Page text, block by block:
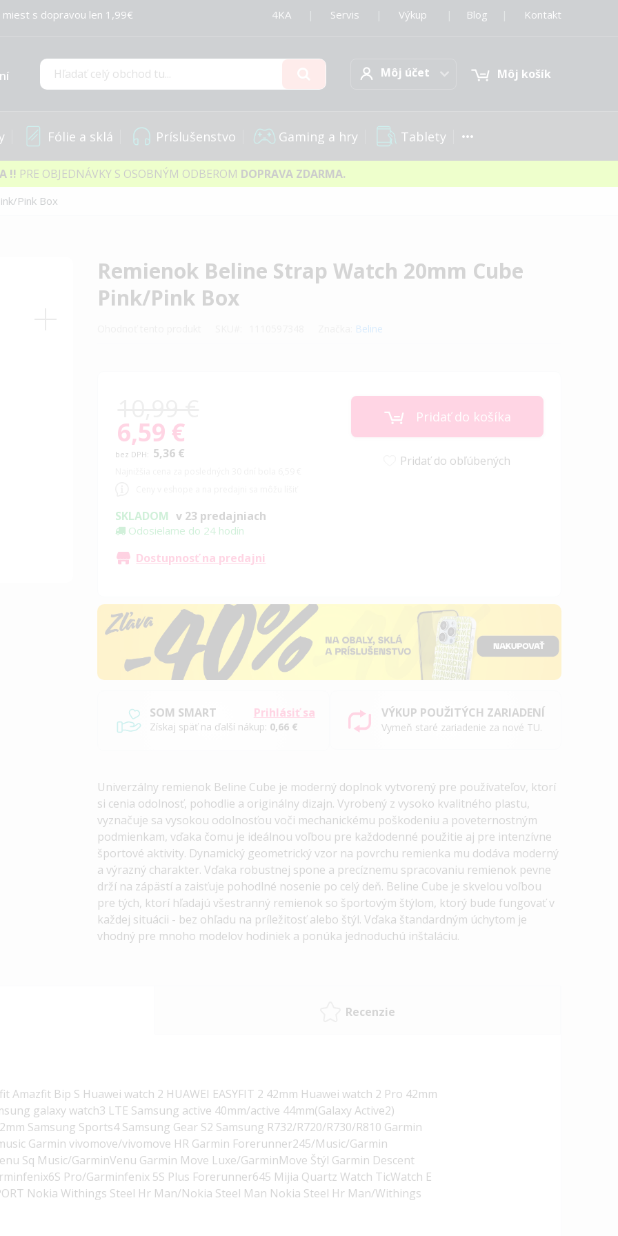
s dopravou len 1,99€ 4KA Servis Výkup Blog Kontakt
Hľadať
Môj účetMôj účet Môj košík
Fólie a sklá Príslušenstvo Gaming a hry Tablety
!! PRE OBJEDNÁVKY S OSOBNÝM ODBEROM DOPRAVA ZDARMA.
Pink Box
Remienok Beline Strap Watch 20mm Cube
Pink/Pink Box
Beline
Special
Price
6,59 €
5,36 €
SKLADOM v 23 predajniach
Odosielame do 24 hodín
Dostupnosť na predajni
Pridať do košíka
Pridať do obľúbených
Prihlásiť sa
SOM SMART
Získaj späť na ďalší nákup: 0,66 €
VÝKUP POUŽITÝCH ZARIADENÍ
Vymeň staré zariadenie za nové TU.
Univerzálny remienok Beline Cube je moderný doplnok vytvorený pre používateľov, ktorí
si cenia odolnosť, pohodlie a originálny dizajn. Vyrobený z vysoko kvalitného plastu,
vyznačuje sa vysokou odolnosťou voči mechanickému poškodeniu a poveternostným
podmienkam, vďaka čomu je ideálnou voľbou pre každodenné použitie aj pre intenzívne
športové aktivity. Dynamický geometrický vzor na povrchu remienka mu dodáva moderný
a výrazný charakter. Vďaka robustnej spone a precíznemu spracovaniu remienok pevne
drží na zápästí a zaisťuje pohodlné nosenie po celý deň. Beline Cube je skvelou voľbou
pre tých, ktorí hľadajú všestranný remienok so športovým štýlom, ktorý bude fungovať v
každej situácii - bez ohľadu na príležitosť alebo štýl. Vďaka štandardným úchytom je
vhodný pre mnoho modelov hodiniek a ponúka jednoduchú inštaláciu.
Recenzie
Amazfit Bip S Huawei watch 2 HUAWEI EASYFIT 2 42mm Huawei watch 2 Pro 42mm
galaxy watch3 LTE Samsung active 40mm/active 44mm(Galaxy Active2)
Samsung Sports4 Samsung Gear S2 Samsung R732/R720/R730/R810 Garmin
Garmin vivomove/vivomove HR Garmin Forerunner245/Music/Garmin
Sq Music/GarminVenu Garmin Move Luxe/GarminMove Štýl Garmin Descent
Pro/Garminfenix 5S Plus Forerunner645 Mijia Quartz Watch TicWatch E
Nokia Withings Steel Hr Man/Nokia Steel Man Nokia Steel Hr Man/Withings